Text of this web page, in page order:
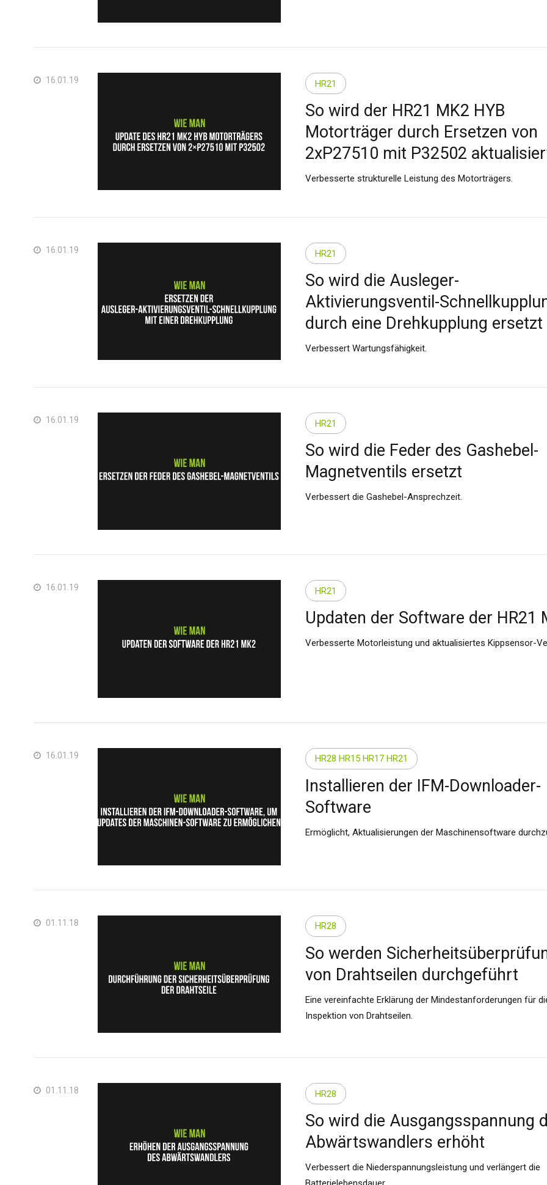
16.01.19 HR21
So wird der HR21 MK2 HYB
Motorträger durch Ersetzen von
2xP27510 mit P32502
Verbesserte strukturelle Leistung des Motorträgers.
16.01.19 HR21
So wird die Ausleger-
Aktivierungsventil-
durch eine Drehkupplung ersetzt
Verbessert Wartungsfähigkeit.
16.01.19 HR21
So wird die Feder des Gashebel-
Magnetventils ersetzt
Verbessert die Gashebel-Ansprechzeit.
16.01.19 HR21
Updaten der Software der HR21
Verbesserte Motorleistung und aktualisiertes Kippsensor-
16.01.19 HR28 HR15 HR17 HR21
Installieren der IFM-Downloader-
Software
Ermöglicht, Aktualisierungen der Maschinensoftware
01.11.18 HR28
So werden
von Drahtseilen durchgeführt
Eine vereinfachte Erklärung der Mindestanforderungen für
Inspektion von Drahtseilen.
01.11.18 HR28
So wird die Ausgangsspannung
Abwärtswandlers erhöht
Verbessert die Niederspannungsleistung und verlängert die
Großbritannien
English
English
Deutschland
Deutsch
Spanien
Netherlands
English Français